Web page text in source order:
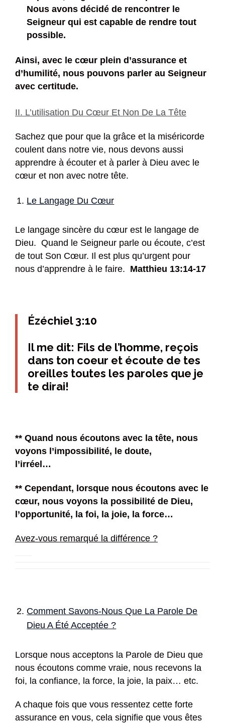
Nous avons décidé de rencontrer le
Seigneur qui est capable de rendre tout
possible.
Ainsi, avec le cœur plein d’assurance et
d’humilité, nous pouvons parler au Seigneur
avec certitude.
II. L’utilisation Du Cœur Et Non De La Tête
Sachez que pour que la grâce et la miséricorde
coulent dans notre vie, nous devons aussi
apprendre à écouter et à parler à Dieu avec le
cœur et non avec notre tête.
Le Langage Du Cœur
Le langage sincère du cœur est le langage de
Dieu. Quand le Seigneur parle ou écoute, c’est
de tout Son Cœur. Il est plus qu’urgent pour
nous d’apprendre à le faire. Matthieu 13:14-17
Ézéchiel 3:10
Il me dit: Fils de l’homme, reçois
dans ton coeur et écoute de tes
oreilles toutes les paroles que je
te dirai!
** Quand nous écoutons avec la tête, nous
voyons l’impossibilité, le doute,
l’irréel…
** Cependant, lorsque nous écoutons avec le
cœur, nous voyons la possibilité de Dieu,
l’opportunité, la foi, la joie, la force…
Avez-vous remarqué la différence ?
Comment Savons-Nous Que La Parole De
Dieu A Été Acceptée ?
Lorsque nous acceptons la Parole de Dieu que
nous écoutons comme vraie, nous recevons la
foi, la confiance, la force, la joie, la paix… etc.
A chaque fois que vous ressentez cette forte
assurance en vous, cela signifie que vous êtes